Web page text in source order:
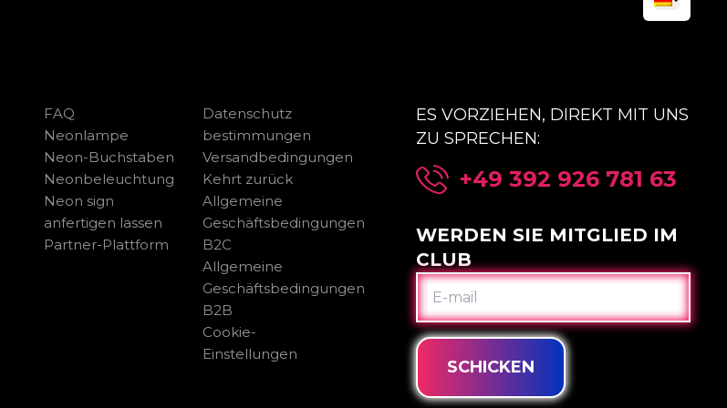
FAQ
Neonlampe
Neon-Buchstaben
Neonbeleuchtung
Neon sign
anfertigen lassen
Partner-Plattform
Datenschutz
bestimmungen
Versandbedingungen
Kehrt zurück
Allgemeine
Geschäftsbedingungen
B2C
Allgemeine
Geschäftsbedingungen
B2B
Cookie-
Einstellungen
ES VORZIEHEN, DIREKT MIT UNS
ZU SPRECHEN:
+49 392 926 781 63
WERDEN SIE MITGLIED IM
CLUB
E-
MAIL
SCHICKEN